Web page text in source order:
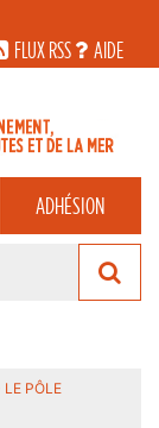
FLUX RSS
AIDE
ADHÉSION
LE PÔLE